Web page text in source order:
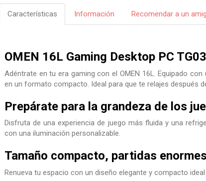
Características Información Recomendar a un
OMEN 16L Gaming Desktop PC
Adéntrate en tu era gaming con el OMEN 16L. Equipado
en un formato compacto. Ideal para que te relajes después
Prepárate para la grandeza de los
Disfruta de una experiencia de juego más fluida y una
con una iluminación personalizable.
Tamaño compacto, partidas enormes
Renueva tu espacio con un diseño elegante y compacto ideal